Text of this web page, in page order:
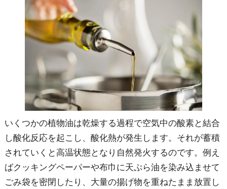
いくつかの植物油は乾燥する過程で空気中の酸素と結合
し酸化反応を起こし、 酸化熱が発生します。それが蓄積
されていくと高温状態となり自然発火するのです。例え
ばクッキングペーパーや布巾に天ぷら油を染み込ませて
ごみ袋を密閉したり、大量の揚げ物を重ねたまま放置し